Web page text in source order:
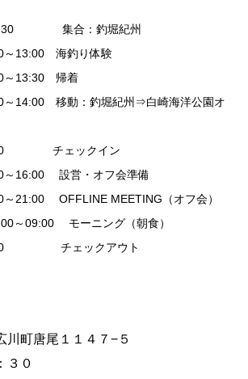
集合：釣堀紀州
海釣り体験
帰着
移動：釣堀紀州⇒白崎海洋公園オ
ックイン
設営・オフ会準備
MEETING（オフ会）
～09:00 モーニング（朝食）
ックアウト
川町唐尾１１４７−５
３０